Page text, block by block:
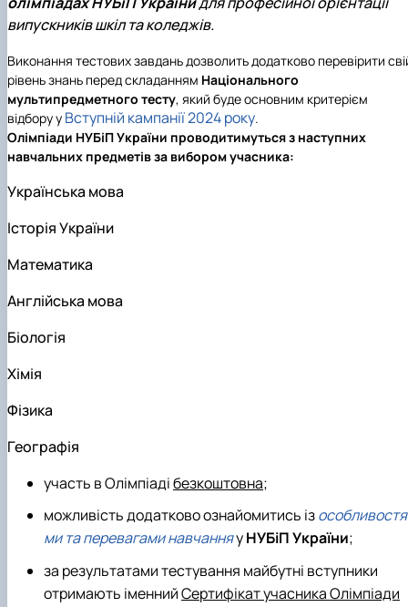
випускників шкіл та коледжів.
Виконання тестових завдань дозволить додатково перевірити
рівень знань перед складанням Національного
мультипредметного тесту, який буде основним критерієм
відбору у Вступній кампанії 2024 року.
Олімпіади НУБіП України проводитимуться з наступних
навчальних предметів за вибором учасника:
Українська мова
Історія України
Математика
Англійська мова
Біологія
Хімія
Фізика
Географія
участь в Олімпіадібезкоштовна;
можливість додатково ознайомитись ізособливостя
ми та перевагами навчанняуНУБіП України;
за результатами тестування майбутні вступники
отримають іменнийСертифікат учасника Олімпіади